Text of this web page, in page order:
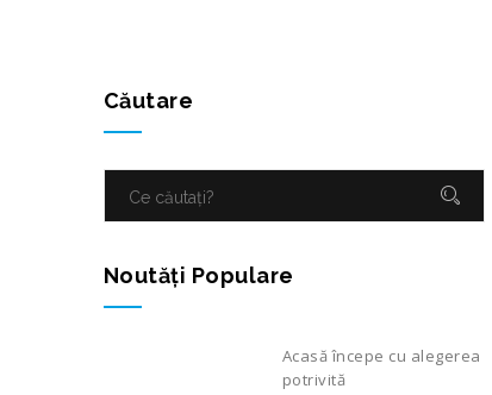
Căutare
Noutăţi Populare
Acasă începe cu alegerea
potrivită